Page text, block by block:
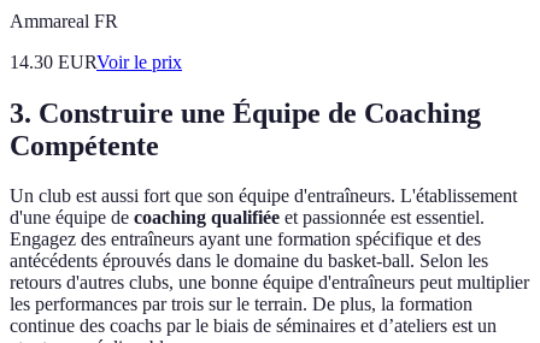
Ammareal FR
14.30 EURVoir le prix
3. Construire une Équipe de Coaching
Compétente
Un club est aussi fort que son équipe d'entraîneurs. L'établissement
d'une équipe de coaching qualifiée et passionnée est essentiel.
Engagez des entraîneurs ayant une formation spécifique et des
antécédents éprouvés dans le domaine du basket-ball. Selon les
retours d'autres clubs, une bonne équipe d'entraîneurs peut multiplier
les performances par trois sur le terrain. De plus, la formation
continue des coachs par le biais de séminaires et d’ateliers est un